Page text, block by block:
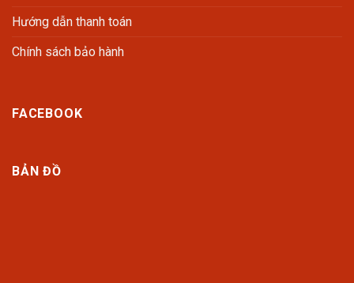
Hướng dẫn thanh toán
Chính sách bảo hành
FACEBOOK
BẢN ĐỒ